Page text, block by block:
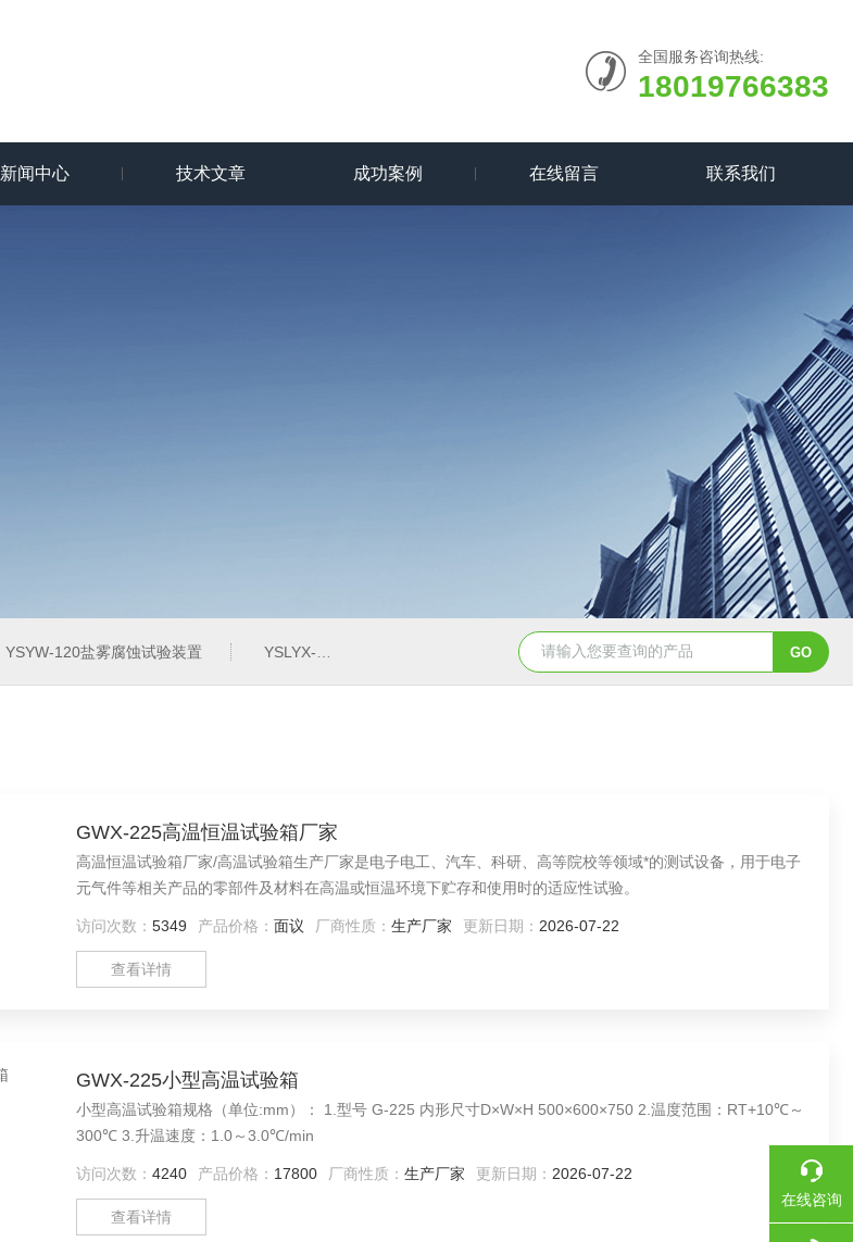
全国服务咨询热线:
18019766383
新闻中心 技术文章 成功案例 在线留言 联系我们
YSYW-120盐雾腐蚀试验装置 YSLYX-010防水试验设备 YSCYS-010臭氧老化试验设备
GWX-225高温恒温试验箱厂家
高温恒温试验箱厂家/高温试验箱生产厂家是电子电工、汽车、科研、高等院校等领域*的测试设备，用于电子
元气件等相关产品的零部件及材料在高温或恒温环境下贮存和使用时的适应性试验。
访问次数： 5349 产品价格： 面议 厂商性质： 生产厂家 更新日期： 2026-07-22
查看详情
GWX-225小型高温试验箱
小型高温试验箱规格（单位:mm）： 1.型号 G-225 内形尺寸D×W×H 500×600×750 2.温度范围：RT+10℃～
300℃ 3.升温速度：1.0～3.0℃/min
访问次数： 4240 产品价格： 17800 厂商性质： 生产厂家 更新日期： 2026-07-22
查看详情
在线咨询